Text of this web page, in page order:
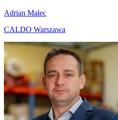
Adrian Malec
CALDO Warszawa